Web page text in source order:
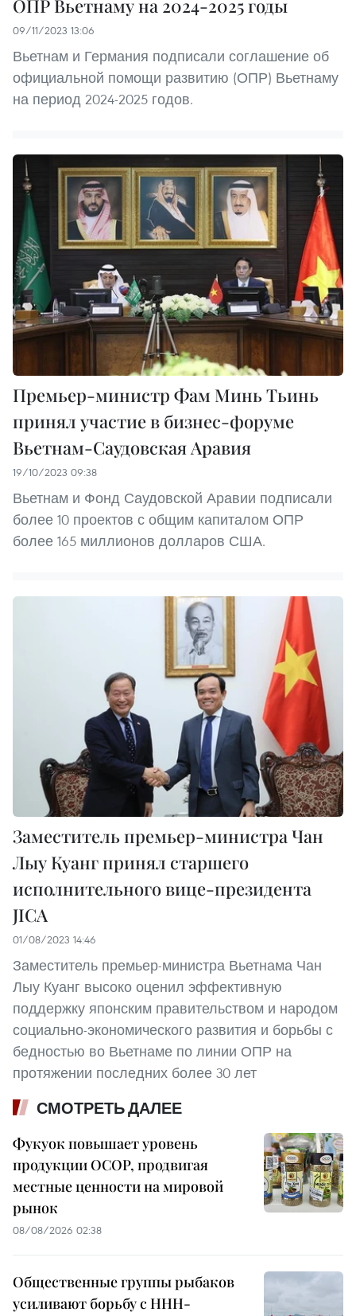
ОПР Вьетнаму на 2024-2025 годы
09/11/2023 13:06
Вьетнам и Германия подписали соглашение об
официальной помощи развитию (ОПР) Вьетнаму
на период 2024-2025 годов.
Премьер-министр Фам Минь Тьинь
принял участие в бизнес-форуме
Вьетнам-Саудовская Аравия
19/10/2023 09:38
Вьетнам и Фонд Саудовской Аравии подписали
более 10 проектов с общим капиталом ОПР
более 165 миллионов долларов США.
Заместитель премьер-министра Чан
Лыу Куанг принял старшего
исполнительного вице-президента
JICA
01/08/2023 14:46
Заместитель премьер-министра Вьетнама Чан
Лыу Куанг высоко оценил эффективную
поддержку японским правительством и народом
социально-экономического развития и борьбы с
бедностью во Вьетнаме по линии ОПР на
протяжении последних более 30 лет
СМОТРЕТЬ ДАЛЕЕ
Фукуок повышает уровень
продукции OCOP, продвигая
местные ценности на мировой
рынок
08/08/2026 02:38
Общественные группы рыбаков
усиливают борьбу с ННН-